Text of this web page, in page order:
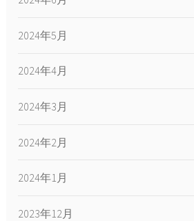
2024年5月
2024年4月
2024年3月
2024年2月
2024年1月
2023年12月